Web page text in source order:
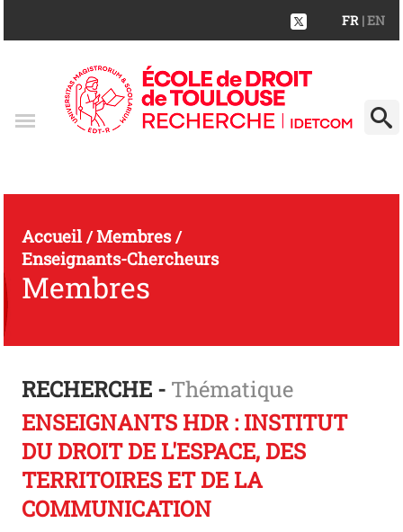
FR | EN
Accueil/Membres/
Enseignants-Chercheurs
Membres
RECHERCHE - Thématique
ENSEIGNANTS HDR : INSTITUT
DU DROIT DE L'ESPACE, DES
TERRITOIRES ET DE LA
COMMUNICATION